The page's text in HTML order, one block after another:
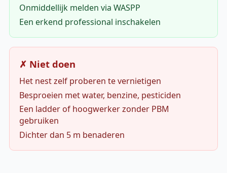
Onmiddellijk melden via WASPP
Een erkend professional inschakelen
✗ Niet doen
Het nest zelf proberen te vernietigen
Besproeien met water, benzine, pesticiden
Een ladder of hoogwerker zonder PBM
gebruiken
Dichter dan 5 m benaderen